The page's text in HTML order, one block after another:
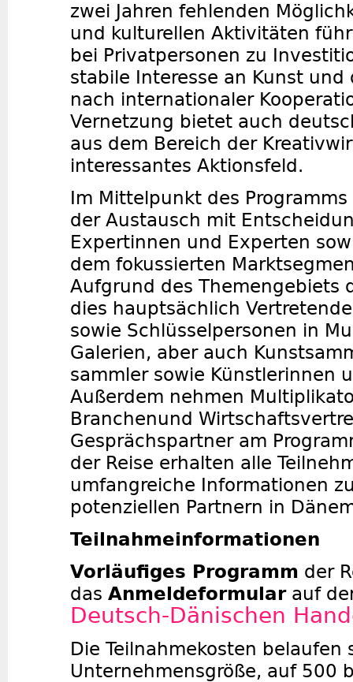
zwei Jahren fehlenden
und kulturellen Aktivitäten
bei Privatpersonen zu
stabile Interesse an Kunst und
nach internationaler
Vernetzung bietet auch
aus dem Bereich der
interessantes Aktionsfeld.
Im Mittelpunkt des
der Austausch mit
Expertinnen und Experten
dem fokussierten
Aufgrund des Themengebiets
dies hauptsächlich
sowie Schlüsselpersonen in
Galerien, aber auch
sammler sowie Künstlerinnen
Außerdem nehmen
Branchenund
Gesprächspartner am
der Reise erhalten alle
umfangreiche Informationen
potenziellen Partnern in
Teilnahmeinformationen
Vorläufiges Programm der
das Anmeldeformularauf
Deutsch-Dänischen
Die Teilnahmekosten belaufen
Unternehmensgröße, auf 500